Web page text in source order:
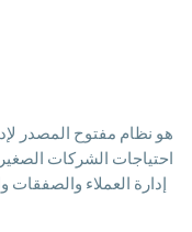
احتياجات الشركات
إدارة العملاء